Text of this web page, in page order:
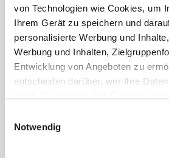
von Technologien wie Cookies, um
Ihrem Gerät zu speichern und
personalisierte Werbung und
Werbung und Inhalten,
Entwicklung von Angeboten zu
entscheiden darüber, wer Ihre
Trigger Symbol ändern oder
Notwendig